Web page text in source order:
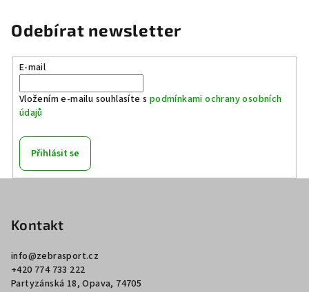
Odebírat newsletter
E-mail
Vložením e-mailu souhlasíte s podmínkami ochrany osobních
údajů
Přihlásit se
Kontakt
info@zebrasport.cz
+420 774 733 222
Partyzánská 18, Opava, 74705